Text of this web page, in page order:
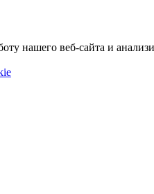
нашего веб-сайта и